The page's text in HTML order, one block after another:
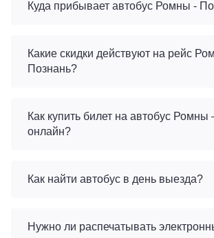
Куда прибывает автобус Ромны -
Какие скидки действуют на рейс
Познань?
Как купить билет на автобус Ромны
онлайн?
Как найти автобус в день выезда?
Нужно ли распечатывать